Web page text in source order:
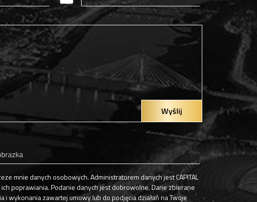
Wyślij
mnie danych osobowych. Administratorem danych jest CAPITAL
ich poprawiania. Podanie danych jest dobrowolne. Dane zbierane
wykonania zawartej umowy lub do podjęcia działań na Twoje